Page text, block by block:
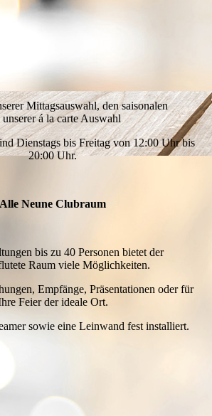
Mittagsauswahl, den saisonalen
á la carte Auswahl
Dienstags bis Freitag von 12:00 Uhr bis
20:00 Uhr.
Alle Neune Clubraum
bis zu 40 Personen bietet der
Raum viele Möglichkeiten.
Empfänge, Präsentationen oder für
Feier der ideale Ort.
sowie eine Leinwand fest installiert.